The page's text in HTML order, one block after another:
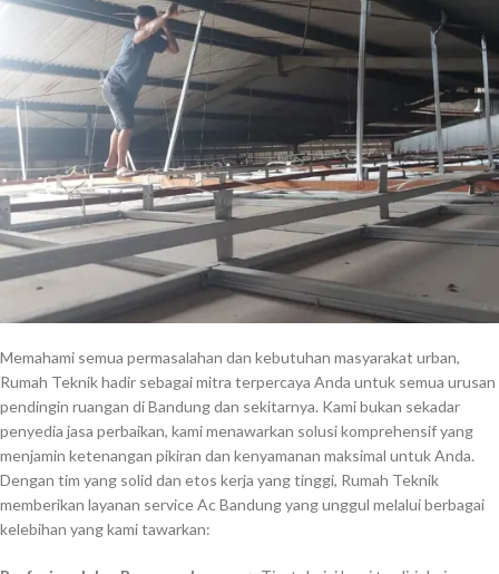
Memahami semua permasalahan dan kebutuhan masyarakat urban,
Rumah Teknik hadir sebagai mitra terpercaya Anda untuk semua urusan
pendingin ruangan di Bandung dan sekitarnya. Kami bukan sekadar
penyedia jasa perbaikan, kami menawarkan solusi komprehensif yang
menjamin ketenangan pikiran dan kenyamanan maksimal untuk Anda.
Dengan tim yang solid dan etos kerja yang tinggi, Rumah Teknik
memberikan layanan service Ac Bandung yang unggul melalui berbagai
kelebihan yang kami tawarkan: